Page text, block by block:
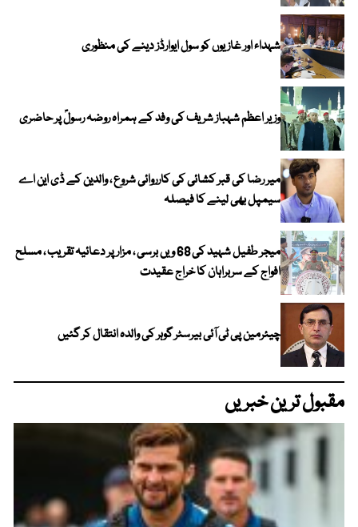
شہداء اور غازیوں کو سول ایوارڈز دینے کی منظوری
وزیر اعظم شہباز شریف کی وفد کے ہمراہ روضہ رسولؐ پر حاضری
میر رضا کی قبر کشائی کی کارروائی شروع ، والدین کے ڈی این اے
سیمپل بھی لینے کا فیصلہ
میجر طفیل شہید کی 68 ویں برسی ، مزار پر دعائیہ تقریب ، مسلح
افواج کے سربراہان کا خراج عقیدت
چیئرمین پی ٹی آئی بیرسٹر گوہر کی والدہ انتقال کر گئیں
مقبول ترین خبریں